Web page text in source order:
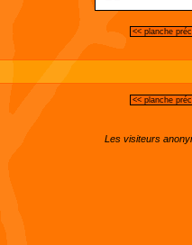
<< planche
<< planche
Les visiteurs